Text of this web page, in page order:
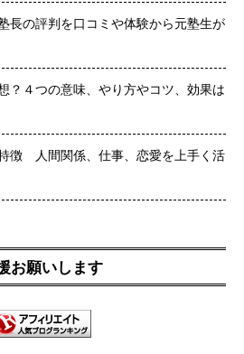
長の評判を口コミや体験から元塾生が
？４つの意味、やり方やコツ、効果は
徴 人間関係、仕事、恋愛を上手く活
お願いします